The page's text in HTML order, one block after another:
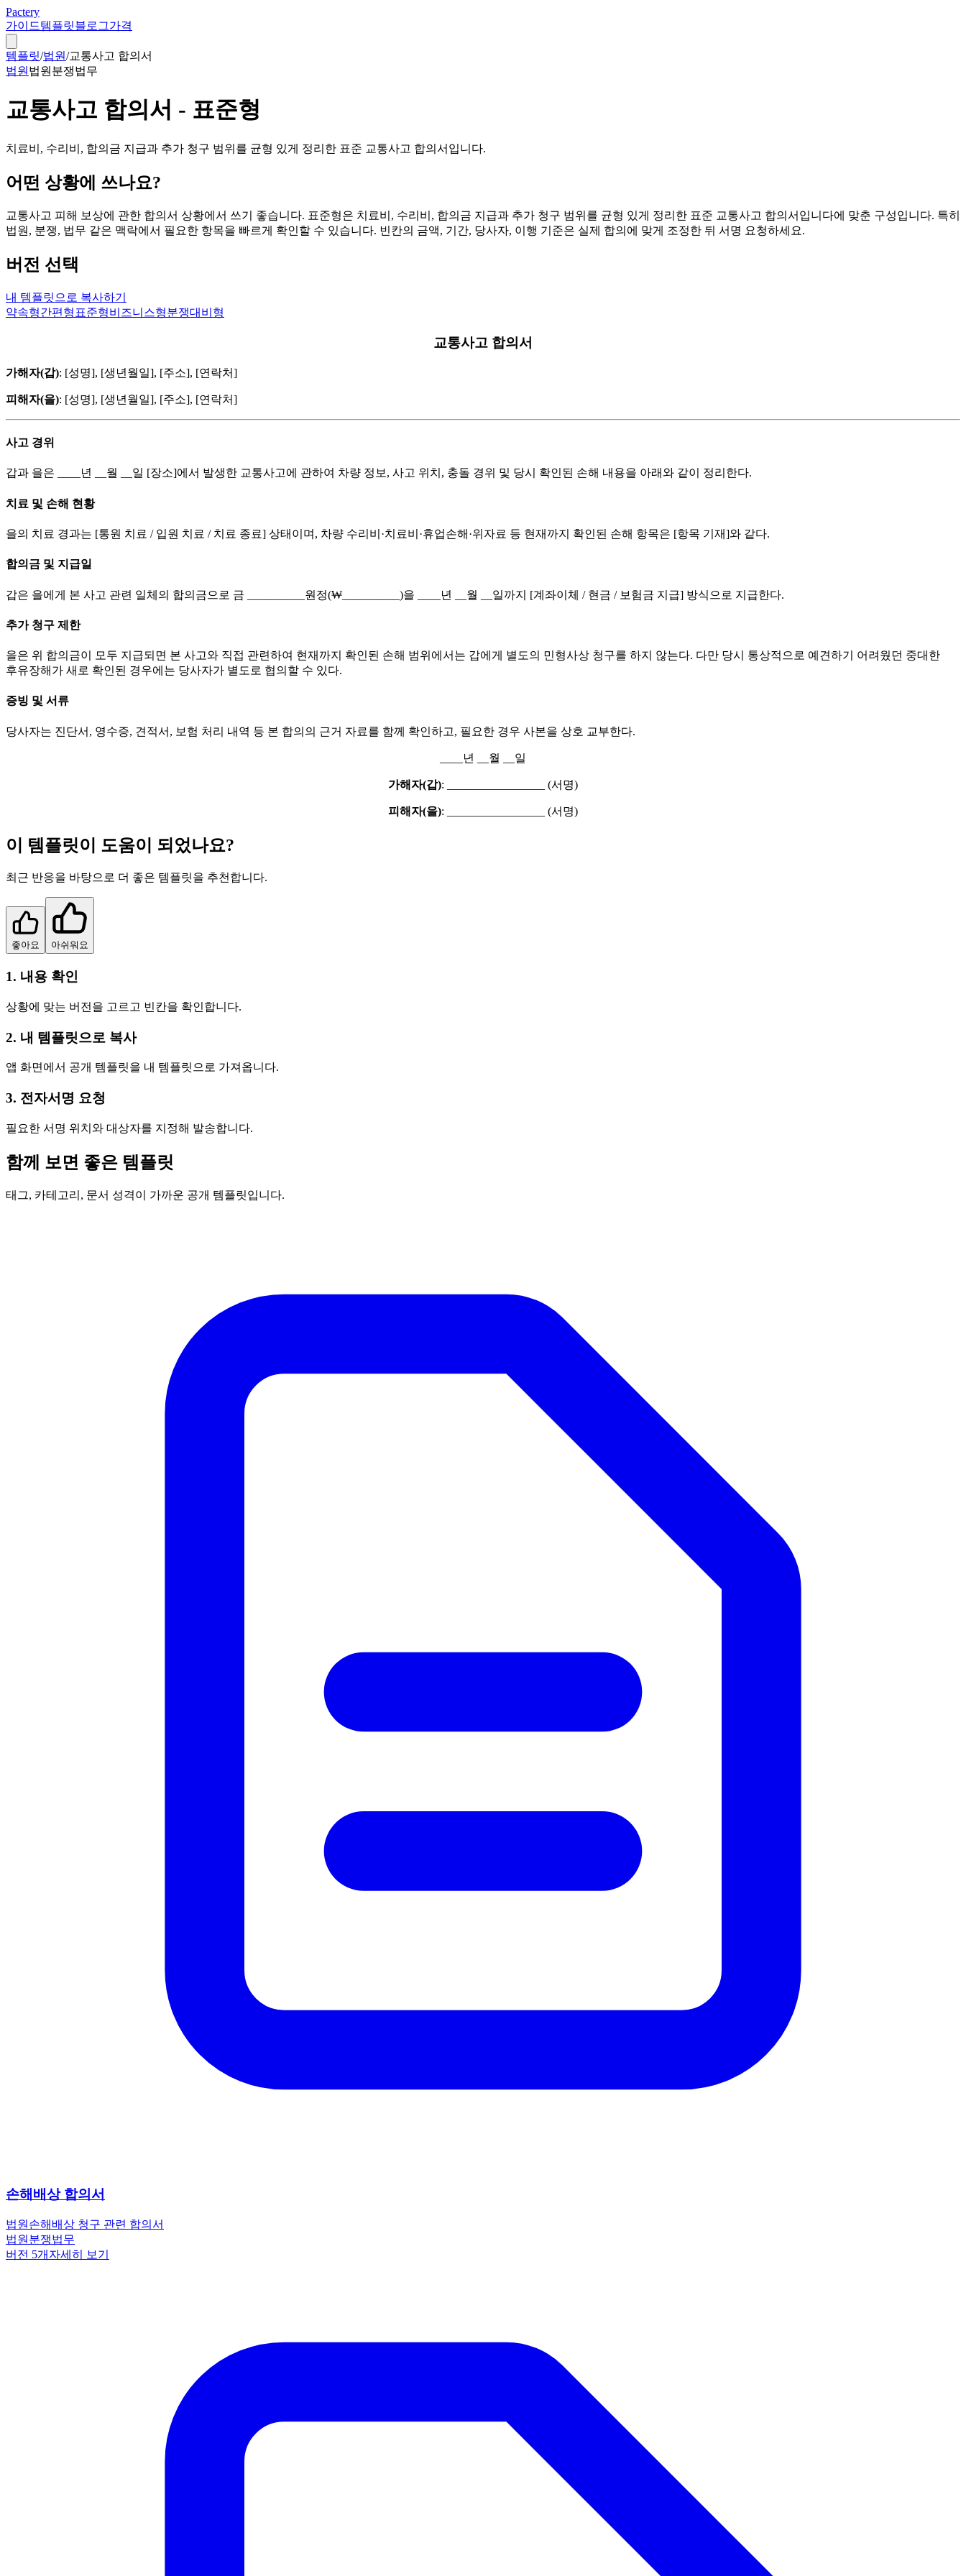
Pactery
가이드템플릿블로그가격
템플릿/법원/교통사고 합의서
법원 법원 분쟁법무
교통사고 합의서 - 표준형
치료비, 수리비, 합의금 지급과 추가 청구 범위를 균형 있게 정리한 표준 교통사고 합의서입니다.
어떤 상황에 쓰나요?
교통사고 피해 보상에 관한 합의서 상황에서 쓰기 좋습니다. 표준형은 치료비, 수리비, 합의금 지급과 추가 청구 범위를 균형 있게 정리한 표준 교통사고 합의서입니다에 맞춘 구성입니다. 특히
법원, 분쟁, 법무 같은 맥락에서 필요한 항목을 빠르게 확인할 수 있습니다. 빈칸의 금액, 기간, 당사자, 이행 기준은 실제 합의에 맞게 조정한 뒤 서명 요청하세요.
버전 선택
내 템플릿으로 복사하기
약속형간편형 표준형비즈니스형분쟁대비형
교통사고 합의서
가해자(갑): [성명], [생년월일], [주소], [연락처]
피해자(을): [성명], [생년월일], [주소], [연락처]
사고 경위
갑과 을은 ____년 __월 __일 [장소]에서 발생한 교통사고에 관하여 차량 정보, 사고 위치, 충돌 경위 및 당시 확인된 손해 내용을 아래와 같이 정리한다.
치료 및 손해 현황
을의 치료 경과는 [통원 치료 / 입원 치료 / 치료 종료] 상태이며, 차량 수리비·치료비·휴업손해·위자료 등 현재까지 확인된 손해 항목은 [항목 기재]와 같다.
합의금 및 지급일
갑은 을에게 본 사고 관련 일체의 합의금으로 금 __________원정(₩__________)을 ____년 __월 __일까지 [계좌이체 / 현금 / 보험금 지급] 방식으로 지급한다.
추가 청구 제한
을은 위 합의금이 모두 지급되면 본 사고와 직접 관련하여 현재까지 확인된 손해 범위에서는 갑에게 별도의 민형사상 청구를 하지 않는다. 다만 당시 통상적으로 예견하기 어려웠던 중대한
후유장해가 새로 확인된 경우에는 당사자가 별도로 협의할 수 있다.
증빙 및 서류
당사자는 진단서, 영수증, 견적서, 보험 처리 내역 등 본 합의의 근거 자료를 함께 확인하고, 필요한 경우 사본을 상호 교부한다.
____년 __월 __일
가해자(갑): _________________ (서명)
피해자(을): _________________ (서명)
이 템플릿이 도움이 되었나요?
최근 반응을 바탕으로 더 좋은 템플릿을 추천합니다.
좋아요 아쉬워요
1. 내용 확인
상황에 맞는 버전을 고르고 빈칸을 확인합니다.
2. 내 템플릿으로 복사
앱 화면에서 공개 템플릿을 내 템플릿으로 가져옵니다.
3. 전자서명 요청
필요한 서명 위치와 대상자를 지정해 발송합니다.
함께 보면 좋은 템플릿
태그, 카테고리, 문서 성격이 가까운 공개 템플릿입니다.
손해배상 합의서
법원 손해배상 청구 관련 합의서
법원 분쟁법무
버전 5개 자세히 보기